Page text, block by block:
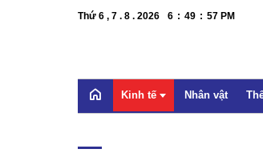
Thứ 6 , 7 . 8 . 2026 6 : 49 : 59 PM
Kinh tế Nhân vật